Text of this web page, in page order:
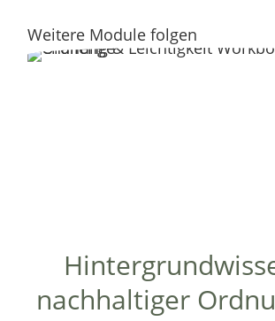
Weitere Module folgen
nachhaltiger